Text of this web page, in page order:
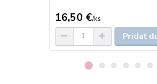
16,50 €/ks
Pridať